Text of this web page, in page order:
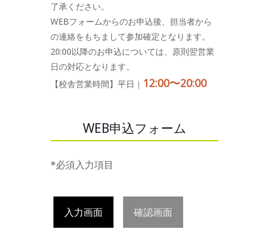
了承ください。
WEBフォームからのお申込後、担当者から
の連絡をもちまして参加確定となります。
20:00以降のお申込については、原則翌営業
日の対応となります。
【校舎営業時間】平日｜ 12:00〜20:00
WEB申込フォーム
*必須入力項目
入力画面 確認画面